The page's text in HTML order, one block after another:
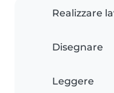
Realizzare
Disegnare
Leggere